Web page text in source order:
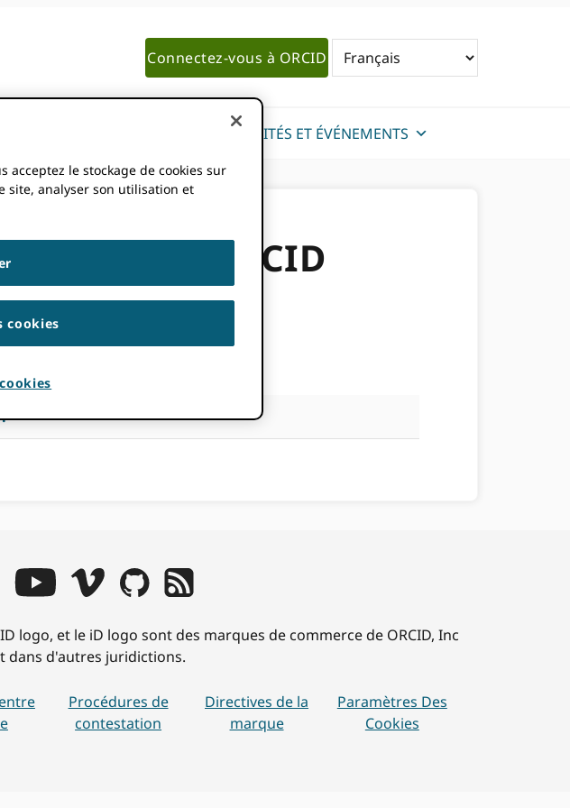
Connectez-vous à ORCID
ACTUALITÉS ET ÉVÉNEMENTS
au ORCID
logo, et le iD logo sont des marques de commerce de ORCID, Inc
dans d'autres juridictions.
Procédures de
contestation
Directives de la
marque
Paramètres Des
Cookies
acceptez le stockage de cookies sur
site, analyser son utilisation et
cookies